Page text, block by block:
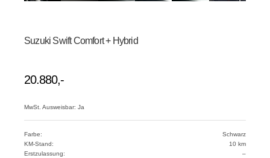
Suzuki Swift Comfort + Hybrid
20.880,-
MwSt. Ausweisbar: Ja
Farbe:
Schwarz
KM-Stand:
10 km
Erstzulassung:
–